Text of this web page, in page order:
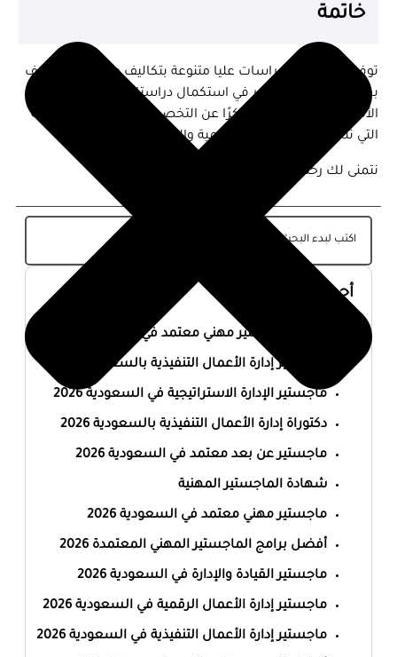
خاتمة
توفر مصر برامج دراسات عليا متنوعة بتكاليف معقولة ومعترف
بها دوليًا. إذا كنت تفكر في استكمال دراستك العليا، فمن
الأفضل أن تبدأ البحث مبكرًا عن التخصص المناسب والجامعة
التي تناسب احتياجاتك الأكاديمية والمهنية.
نتمنى لك رحلة دراسية موفقة في مصر
أحدث المقالات
أفضل ماجستير مهني معتمد في السعودية 2026
ماجستير إدارة الأعمال التنفيذية بالسعودية 2026
ماجستير الإدارة الاستراتيجية في السعودية 2026
دكتوراة إدارة الأعمال التنفيذية بالسعودية 2026
ماجستير عن بعد معتمد في السعودية 2026
شهادة الماجستير المهنية
ماجستير مهني معتمد في السعودية 2026
أفضل برامج الماجستير المهني المعتمدة 2026
ماجستير القيادة والإدارة في السعودية 2026
ماجستير إدارة الأعمال الرقمية في السعودية 2026
ماجستير إدارة الأعمال التنفيذية في السعودية 2026